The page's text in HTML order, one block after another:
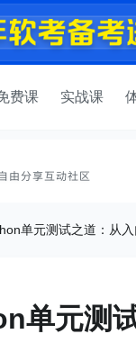
费课 实战课
单元测试之道：从
单元测